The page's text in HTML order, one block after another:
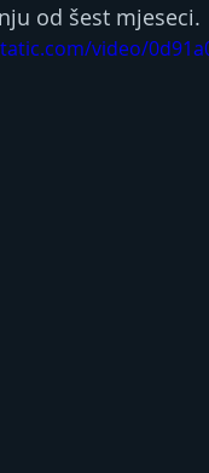
od šest mjeseci.
video/